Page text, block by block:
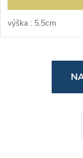
výška : 5,5cm